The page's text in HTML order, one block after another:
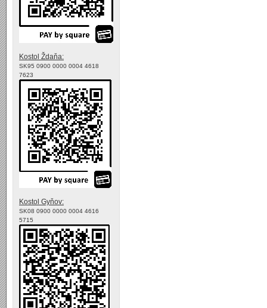
Kostol Ždaňa:
SK95 0900 0000 0004 4618
7623
Kostol Gyňov:
SK08 0900 0000 0004 4616
5715